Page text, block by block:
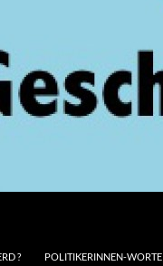
? POLITIKERINNEN-WORTE